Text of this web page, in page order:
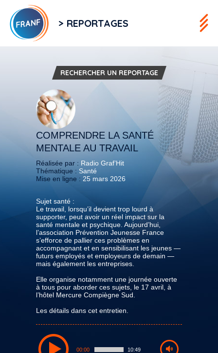
> REPORTAGES
RECHERCHER UN REPORTAGE
COMPRENDRE LA SANTÉ
MENTALE AU TRAVAIL
Réalisée par : Radio Graf’Hit
Thématique : Santé
Mise en ligne : 25 mars 2026
Sujet santé :
Le travail, lorsqu’il devient trop lourd à
supporter, peut avoir un réel impact sur la
santé mentale et psychique. Aujourd’hui,
l’association Prévention Jeunesse France
s’efforce de pallier ces problèmes en
accompagnant et en sensibilisant les jeunes —
futurs employés et employeurs de demain —
mais également les entreprises.
Elle organise notamment une journée ouverte
à tous pour aborder ces sujets, le 17 avril, à
l’hôtel Mercure Compiègne Sud.
Les détails dans cet entretien.
00:00 10:49